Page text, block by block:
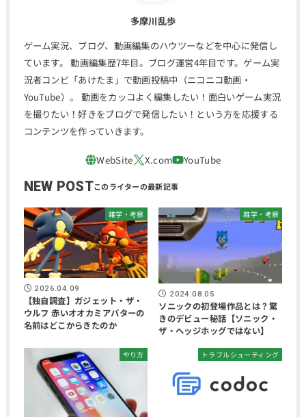
多摩川乱歩
ゲーム実況、ブログ、動画編集のハウツーなどを中心に発信し
ています。 動画編集歴7年目。ブログ運営4年目です。ゲーム実
況者コンビ「あけたま」で動画投稿中（ニコニコ動画・
YouTube）。 動画をカッコよく編集したい！面白いゲーム実況
を撮りたい！好きをブログで発信したい！という方を応援する
コンテンツを作っていきます。
NEW POST
雑学・考察
2026.04.09
【独自調査】ガジェット・ザ・
ウルフ 赤いオオカミアバターの
名前はどこからきたのか
雑学・考察
2024.08.05
ソニックの初登場作品とは？驚
きのデビュー秘話【ソニック・
ザ・ヘッジホッグではない】
やり方 トラブルシューティング